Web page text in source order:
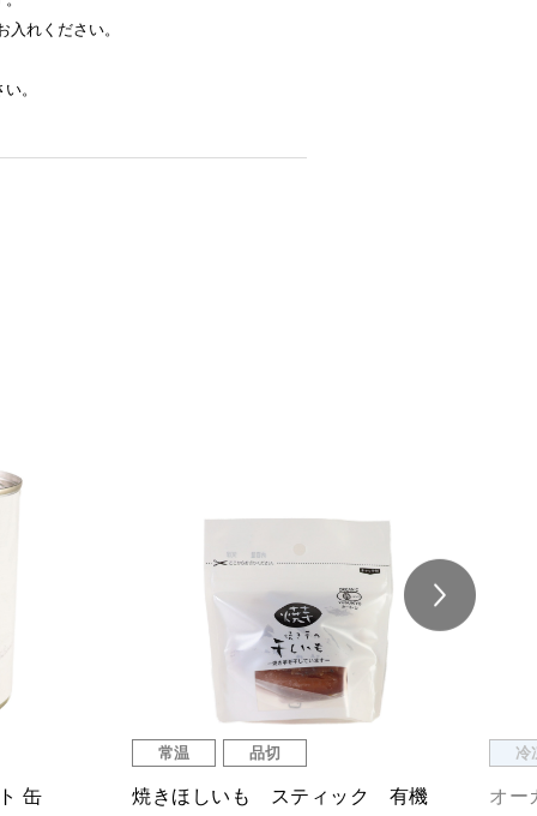
入れください。
。
缶
常温 品切
焼きほしいも スティック 有機
冷
オー